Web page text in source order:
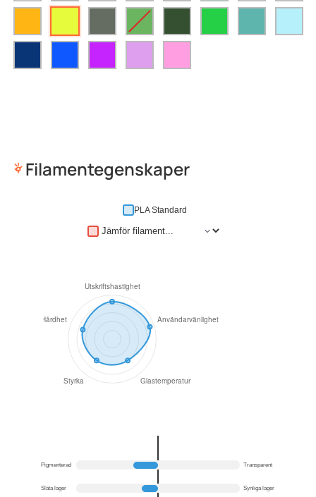
Filamentegenskaper
PLA Standard
Pigmenterad Transparent
Släta lager Synliga lager